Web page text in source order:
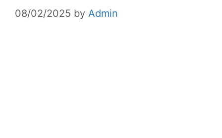
08/02/2025 by Admin